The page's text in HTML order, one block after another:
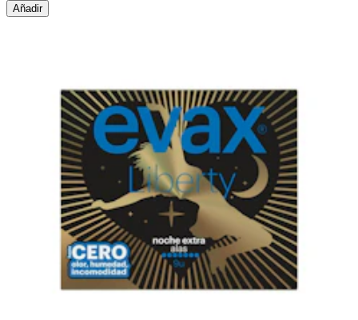
Añadir